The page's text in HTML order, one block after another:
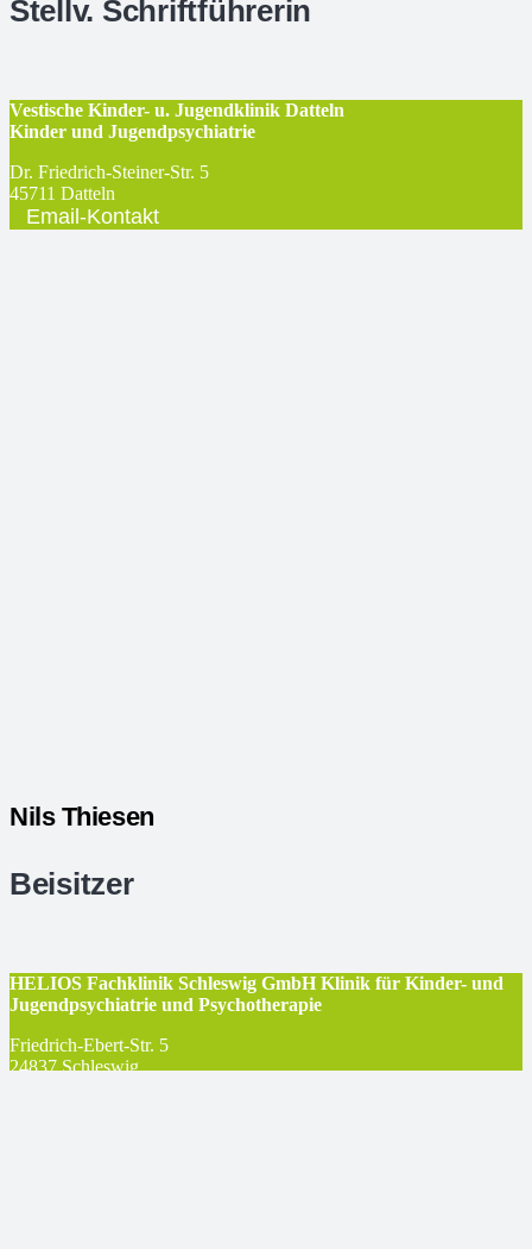
Stellv. Schriftführerin
Vestische Kinder- u. Jugendklinik Datteln
Kinder und Jugendpsychiatrie
Dr. Friedrich-Steiner-Str. 5
45711 Datteln
Email-Kontakt
Nils Thiesen
Beisitzer
HELIOS Fachklinik Schleswig GmbH Klinik für Kinder- und
Jugendpsychiatrie und Psychotherapie
Friedrich-Ebert-Str. 5
24837 Schleswig